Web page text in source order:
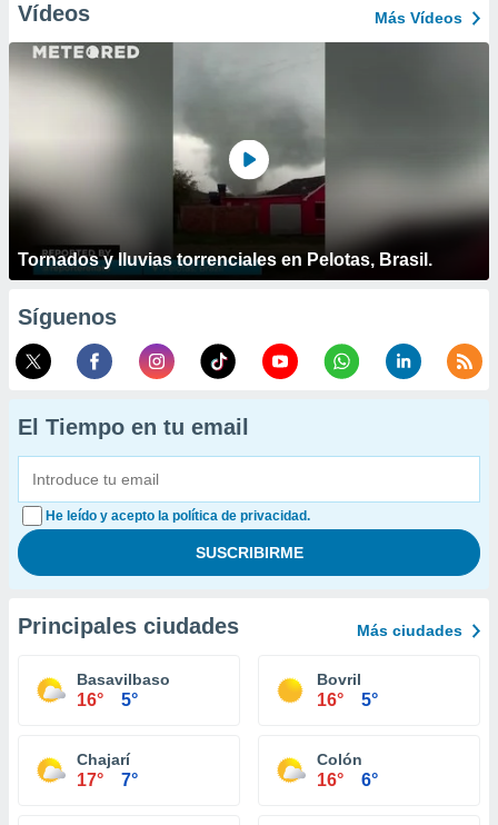
Vídeos Más Vídeos
Tornados y lluvias torrenciales en Pelotas, Brasil.
Síguenos
El Tiempo en tu email
He leído y acepto la política de privacidad.
Principales ciudades Más ciudades
Basavilbaso
16° 5°
Bovril
16° 5°
Chajarí
17° 7°
Colón
16° 6°